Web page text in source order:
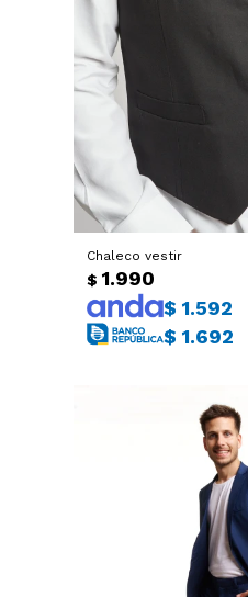
Chaleco vestir
$ 1.990
$ 1.592
$ 1.692